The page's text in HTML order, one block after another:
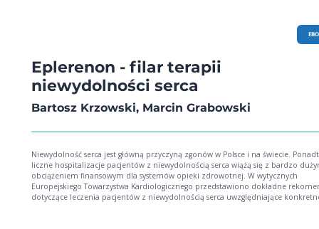
Eplerenon - filar terapii
niewydolności serca
Bartosz Krzowski, Marcin Grabowski
Niewydolność serca jest główną przyczyną zgonów w Polsce i na świecie.
liczne hospitalizacje pacjentów z niewydolnością serca wiążą się z bardzo
obciążeniem finansowym dla systemów opieki zdrowotnej. W wytycznych
Europejskiego Towarzystwa Kardiologicznego przedstawiono dokładne
dotyczące leczenia pacjentów z niewydolnością serca uwzględniające